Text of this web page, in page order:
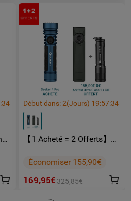
:34 Début dans:2(Jours) 19:57:34
【1 Acheté = 2 Offerts】
Arkfeld Ultra Class 1 + i3E
Économiser 155,90€
169,95€325,85€